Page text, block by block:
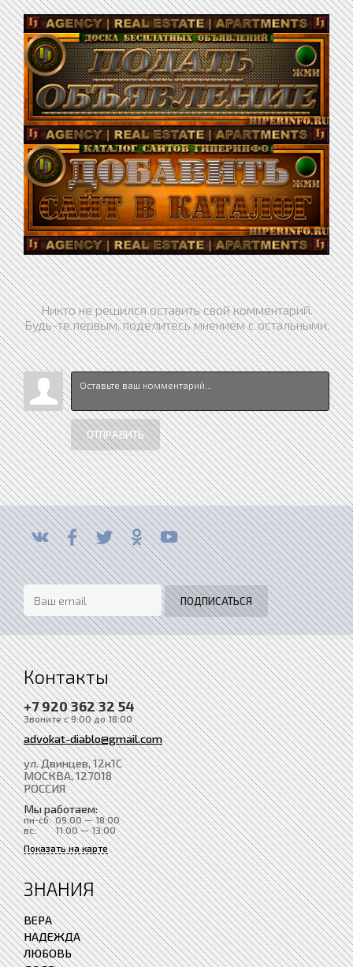
Никто не решился оставить свой комментарий.
Будь-те первым, поделитесь мнением с остальными.
ОТПРАВИТЬ
Контакты
+7 920 362 32 54
Звоните с 9:00 до 18:00
advokat-diablo@gmail.com
ул. Двинцев, 12к1С
МОСКВА, 127018
РОССИЯ
Мы работаем:
пн-сб: 09:00 — 18:00
вс:
11:00 — 13:00
Показать на карте
ЗНАНИЯ
ВЕРА
НАДЕЖДА
ЛЮБОВЬ